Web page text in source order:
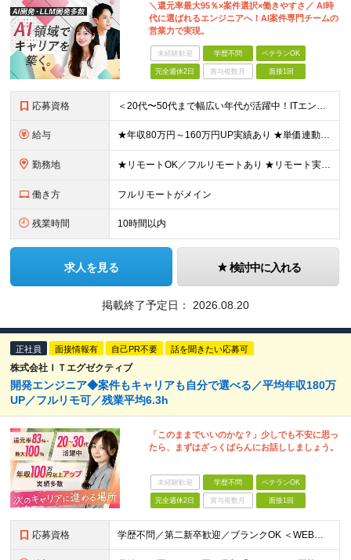
＼還元率最大95％×案件選択×働きやすさ／ AI時
代に選ばれるエンジニアへ！AI案件専門チームの
営業力で実現。
未経験歓迎 学歴不問 ベテランOK
完全週休2日 賞与複数月 面接1回
応募資格 ＜20代〜50代まで幅広い年代が活躍中！ITエンジニアとしての実務経験が1年以上ある方を募集！＞ ◆何らかの開発経験1年以上をお持ちの方（言語不問） ◆既卒・ブランクもOK ◆学歴不問 ◆転職回数は一
給与 ★年収80万円～160万円UP実績あり ★単価連動型×高還元率で年収UP ▼月給40万円～125万円＋各種手当 ┗想定年収：400万円～1500万円 ※固定残業代（30時間分／7万6000円～）を含
勤務地 ★リモートOK／フルリモートあり ★リモート実施率90%以上 ★一都三県のプロジェクト先 ★転居を伴う転勤なし ＜理想の働き方を実現できます！＞ ・フルリモート ・リモートと出社のハイブリッド ・フ
働き方 フルリモートがメイン
残業時間 10時間以内
求人を見る 検討中に入れる
掲載終了予定日： 2026.08.20
正社員 面接情報有 自己PR不要 話を聞きたい応募可
株式会社ＩＴエグゼクティブ
開発エンジニア◆案件もキャリアも自分で選べる／平均年収180万
UP／フルリモ可／残業平均6.3h
「このままでいいのかな？」少しでも不安に思っ
たら、まずはざっくばらんにお話ししましょう。
未経験歓迎 学歴不問 ベテランOK
完全週休2日 賞与複数月 面接1回
応募資格 学歴不問／第二新卒歓迎／ブランクOK ＜WEB面談1回のみ！即日内定も◎＞ 【応募条件】 ・ITエンジニアとして1年以上の実務経験をお持ちの方 ※インフラ・開発・言語・工程・業界など不問 ※転職回